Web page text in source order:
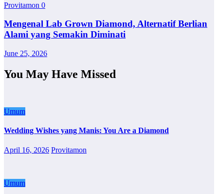
Provitamon 0
Mengenal Lab Grown Diamond, Alternatif Berlian
Alami yang Semakin Diminati
June 25, 2026
You May Have Missed
Umum
Wedding Wishes yang Manis: You Are a Diamond
April 16, 2026 Provitamon
Umum